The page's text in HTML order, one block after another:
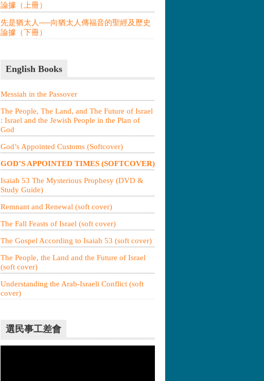
論據（上冊）
先是猶太人──向猶太人傳福音的聖經及歷史
論據（下冊）
English Books
Messiah in the Passover
The People, The Land, and The Future of Israel
: Israel and the Jewish People in the Plan of
God
God’s Appointed Customs (Softcover)
GOD’S APPOINTED TIMES (SOFTCOVER)
Isaiah 53 The Mysterious Prophesy (DVD &
Study Guide)
Remnant and Renewal (soft cover)
The Fall Feasts of Israel (soft cover)
The Gospel According to Isaiah 53 (soft cover)
The People, the Land and the Future of Israel
(soft cover)
Understanding the Arab-Israeli Conflict (soft
cover)
選民事工差會